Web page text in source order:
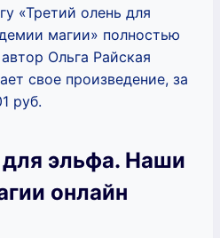
«Третий олень для
магии» полностью
Ольга Райская
свое произведение, за
руб.
эльфа. Наши
онлайн